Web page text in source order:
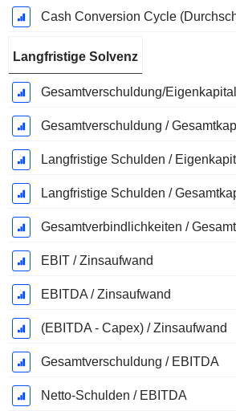
Langfristige Solvenz
Gesamtverschuldung/Eigenkapital
Gesamtverschuldung /
Langfristige Schulden /
Langfristige Schulden /
Gesamtverbindlichkeiten /
EBIT / Zinsaufwand
EBITDA / Zinsaufwand
(EBITDA - Capex) / Zinsaufwand
Gesamtverschuldung / EBITDA
Netto-Schulden / EBITDA